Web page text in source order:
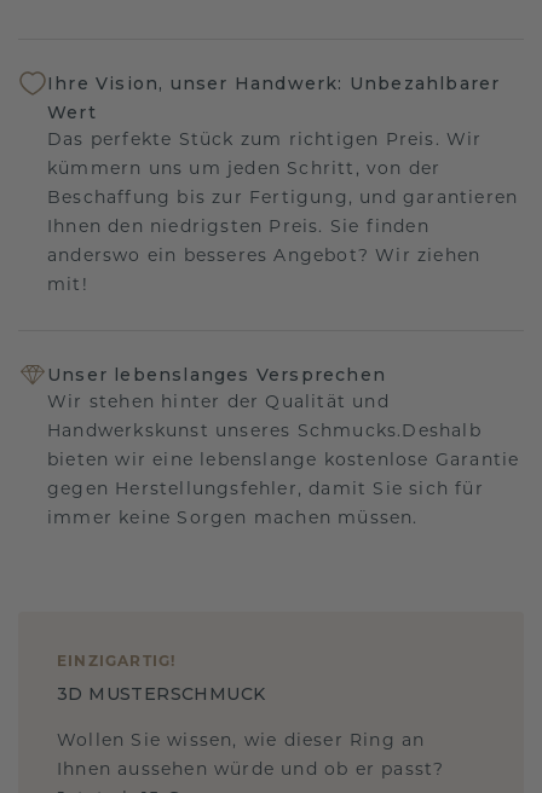
Ihre Vision, unser Handwerk: Unbezahlbarer
Wert
Das perfekte Stück zum richtigen Preis. Wir
kümmern uns um jeden Schritt, von der
Beschaffung bis zur Fertigung, und garantieren
Ihnen den niedrigsten Preis. Sie finden
anderswo ein besseres Angebot? Wir ziehen
mit!
Unser lebenslanges Versprechen
Wir stehen hinter der Qualität und
Handwerkskunst unseres Schmucks.Deshalb
bieten wir eine lebenslange kostenlose Garantie
gegen Herstellungsfehler, damit Sie sich für
immer keine Sorgen machen müssen.
EINZIGARTIG !
3D MUSTERSCHMUCK
Wollen Sie wissen, wie dieser Ring an
Ihnen aussehen würde und ob er passt?